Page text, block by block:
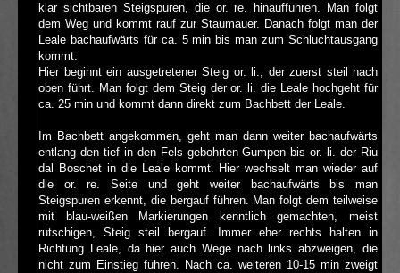
klar sichtbaren Steigspuren, die or. re. hinaufführen. Man folgt
dem Weg und kommt rauf zur Staumauer. Danach folgt man der
Leale bachaufwärts für ca. 5 min bis man zum Schluchtausgang
kommt.
Hier beginnt ein ausgetretener Steig or. li., der zuerst steil nach
oben führt. Man folgt dem Steig der or. li. die Leale hochgeht für
ca. 25 min und kommt dann direkt zum Bachbett der Leale.
Im Bachbett angekommen, geht man dann weiter bachaufwärts
entlang den tief in den Fels gebohrten Gumpen bis or. li. der Riu
dal Boschet in die Leale kommt. Hier wechselt man wieder auf
die or. re. Seite und geht weiter bachaufwärts bis man
Steigspuren erkennt, die bergauf führen. Man folgt dem teilweise
mit blau-weißen Markierungen kenntlich gemachten, meist
rutschigen, Steig steil bergauf. Immer eher rechts halten in
Richtung Leale, da hier auch Wege nach links abzweigen, die
nicht zum Einstieg führen. Nach ca. weiteren 10-15 min zweigt